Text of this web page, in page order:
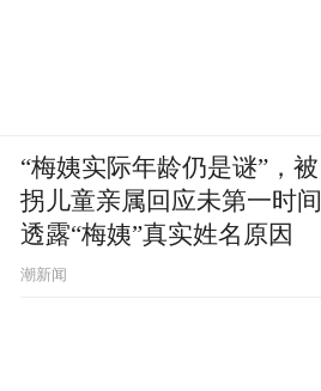
“梅姨实际年龄仍是谜”，被
拐儿童亲属回应未第一时间
透露“梅姨”真实姓名原因
潮新闻